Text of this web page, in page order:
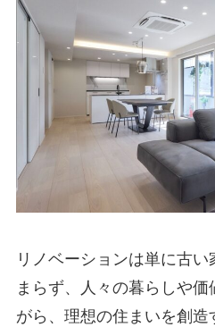
リノベーションは単に古
まらず、人々の暮らしや
がら、理想の住まいを創